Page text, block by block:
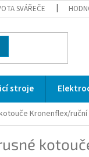
SVÁŘEČE
stroje
Kronenflex/ruční